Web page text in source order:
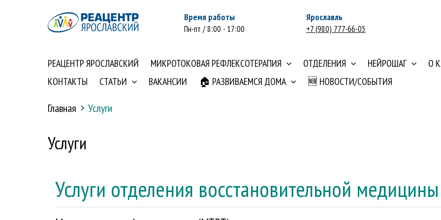
Время работы
Пн-пт / 8:00 - 17:00
Ярославль
+7 (980) 777-66-05
РЕАЦЕНТР ЯРОСЛАВСКИЙ МИКРОТОКОВАЯ РЕФЛЕКСОТЕРАПИЯ ОТДЕЛЕНИЯ НЕЙРОШАГ
О
КОНТАКТЫ
СТАТЬИ ВАКАНСИИ 🏠 РАЗВИВАЕМСЯ ДОМА 🆕 НОВОСТИ/СОБЫТИЯ
Главная Услуги
Услуги
Услуги отделения восстановительной медицины